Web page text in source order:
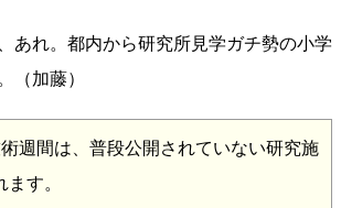
あれ。都内から研究所見学ガチ勢の小学
（加藤）
週間は、普段公開されていない研究施
す。